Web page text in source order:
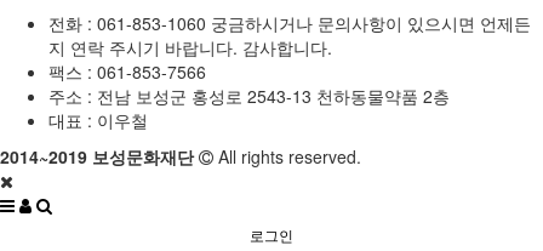
전화 : 061-853-1060 궁금하시거나 문의사항이 있으시면 언제든
지 연락 주시기 바랍니다. 감사합니다.
팩스 : 061-853-7566
주소 : 전남 보성군 홍성로 2543-13 천하동물약품 2층
대표 : 이우철
2014~2019 보성문화재단
All rights reserved.
로그인